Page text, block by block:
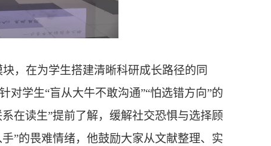
块，在为学生搭建清晰科研成长路径的同
学生“盲从大牛不敢沟通”“怕选错方向”的
在读生”提前了解，缓解社交恐惧与选择顾
”的畏难情绪，他鼓励大家从文献整理、实